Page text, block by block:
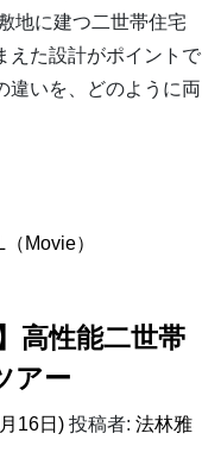
地に建つ二世帯住宅
えた設計がポイントで
違いを、どのように両
Movie）
高性能二世帯
アー
16日) 投稿者: 法林雅